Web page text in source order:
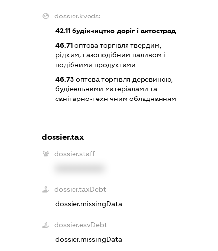
dossier.kveds:
42.11будівництво доріг і автострад
46.71оптова торгівля твердим,
рідким, газоподібним паливом і
подібними продуктами
46.73оптова торгівля деревиною,
будівельними матеріалами та
санітарно-технічним обладнанням
dossier.tax
dossier.staff
dossier.taxDebt
dossier.missingData
dossier.esvDebt
dossier.missingData